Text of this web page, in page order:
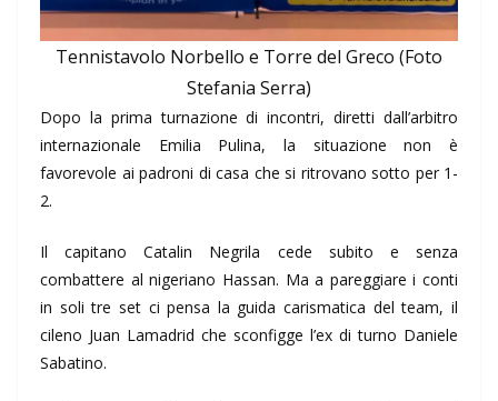
Tennistavolo Norbello e Torre del Greco (Foto
Stefania Serra)
Dopo la prima turnazione di incontri, diretti dall’arbitro
internazionale Emilia Pulina, la situazione non è
favorevole ai padroni di casa che si ritrovano sotto per 1-
2.
Il capitano Catalin Negrila cede subito e senza
combattere al nigeriano Hassan. Ma a pareggiare i conti
in soli tre set ci pensa la guida carismatica del team, il
cileno Juan Lamadrid che sconfigge l’ex di turno Daniele
Sabatino.